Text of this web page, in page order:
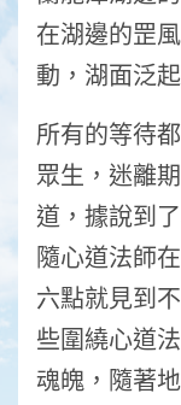
在湖邊的罡
動，湖面泛
所有的等待
眾生，迷離
道，據說到
隨心道法師
六點就見到
些圍繞心道
魂魄，隨著